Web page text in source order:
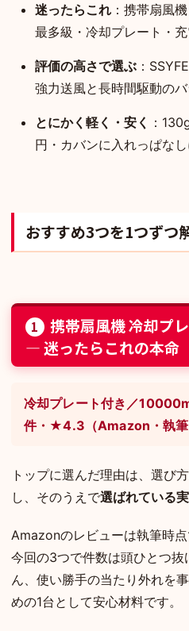
迷ったらこれ ：携帯扇風
最多級・冷却プレート・充
評価の高さで選ぶ ：
強力送風と長時間駆動のバ
とにかく軽く・安く ：
円・カバンに入れっぱなし
おすすめ3つを1つずつ
1
携帯扇風機 冷却プ
— 迷ったらこれの本命
冷却プレート付き／
件・★4.3（Amazon・執筆
トップに選んだ理由は、選び
し、そのうえで選ばれている
Amazonのレビューは執筆時
今回の3つで件数は頭ひとつ
ん、使い勝手の当たり外れを
めの1台として安心材料です。